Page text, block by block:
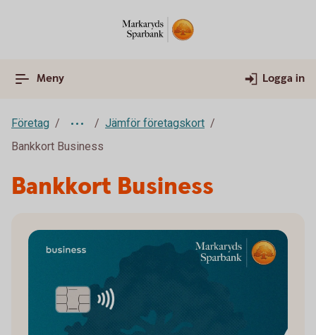
Meny Logga in
Företag
Jämför företagskort
Bankkort Business
Bankkort Business